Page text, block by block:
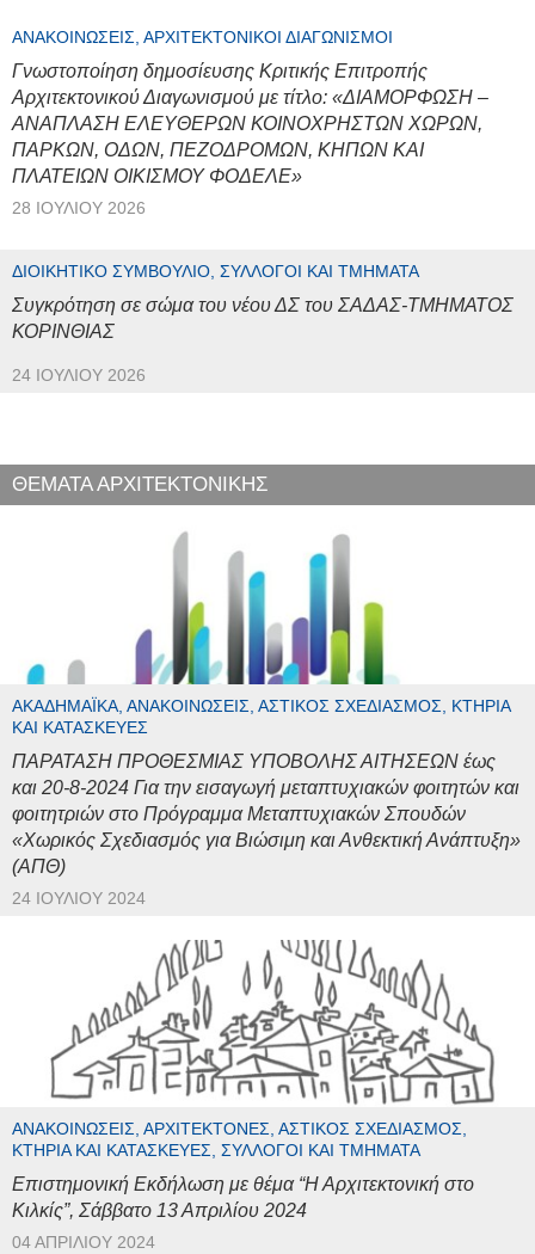
ΑΝΑΚΟΙΝΏΣΕΙΣ, ΑΡΧΙΤΕΚΤΟΝΙΚΟΊ ΔΙΑΓΩΝΙΣΜΟΊ
Γνωστοποίηση δημοσίευσης Κριτικής Επιτροπής
Αρχιτεκτονικού Διαγωνισμού με τίτλο: «ΔΙΑΜΟΡΦΩΣΗ –
ΑΝΑΠΛΑΣΗ ΕΛΕΥΘΕΡΩΝ ΚΟΙΝΟΧΡΗΣΤΩΝ ΧΩΡΩΝ,
ΠΑΡΚΩΝ, ΟΔΩΝ, ΠΕΖΟΔΡΟΜΩΝ, ΚΗΠΩΝ ΚΑΙ
ΠΛΑΤΕΙΩΝ ΟΙΚΙΣΜΟΥ ΦΟΔΕΛΕ»
28 ΙΟΥΛΊΟΥ 2026
ΔΙΟΙΚΗΤΙΚΌ ΣΥΜΒΟΎΛΙΟ, ΣΎΛΛΟΓΟΙ ΚΑΙ ΤΜΉΜΑΤΑ
Συγκρότηση σε σώμα του νέου ΔΣ του ΣΑΔΑΣ-ΤΜΗΜΑΤΟΣ
ΚΟΡΙΝΘΙΑΣ
24 ΙΟΥΛΊΟΥ 2026
ΘΕΜΑΤΑ ΑΡΧΙΤΕΚΤΟΝΙΚΗΣ
ΑΚΑΔΗΜΑΪΚΆ, ΑΝΑΚΟΙΝΏΣΕΙΣ, ΑΣΤΙΚΌΣ ΣΧΕΔΙΑΣΜΌΣ, ΚΤΉΡΙΑ
ΚΑΙ ΚΑΤΑΣΚΕΥΈΣ
ΠΑΡΑΤΑΣΗ ΠΡΟΘΕΣΜΙΑΣ ΥΠΟΒΟΛΗΣ ΑΙΤΗΣΕΩΝ έως
και 20-8-2024 Για την εισαγωγή μεταπτυχιακών φοιτητών και
φοιτητριών στο Πρόγραμμα Μεταπτυχιακών Σπουδών
«Χωρικός Σχεδιασμός για Βιώσιμη και Ανθεκτική Ανάπτυξη»
(ΑΠΘ)
24 ΙΟΥΛΊΟΥ 2024
ΑΝΑΚΟΙΝΏΣΕΙΣ, ΑΡΧΙΤΈΚΤΟΝΕΣ, ΑΣΤΙΚΌΣ ΣΧΕΔΙΑΣΜΌΣ,
ΚΤΉΡΙΑ ΚΑΙ ΚΑΤΑΣΚΕΥΈΣ, ΣΎΛΛΟΓΟΙ ΚΑΙ ΤΜΉΜΑΤΑ
Επιστημονική Εκδήλωση με θέμα “Η Αρχιτεκτονική στο
Κιλκίς”, Σάββατο 13 Απριλίου 2024
04 ΑΠΡΙΛΊΟΥ 2024